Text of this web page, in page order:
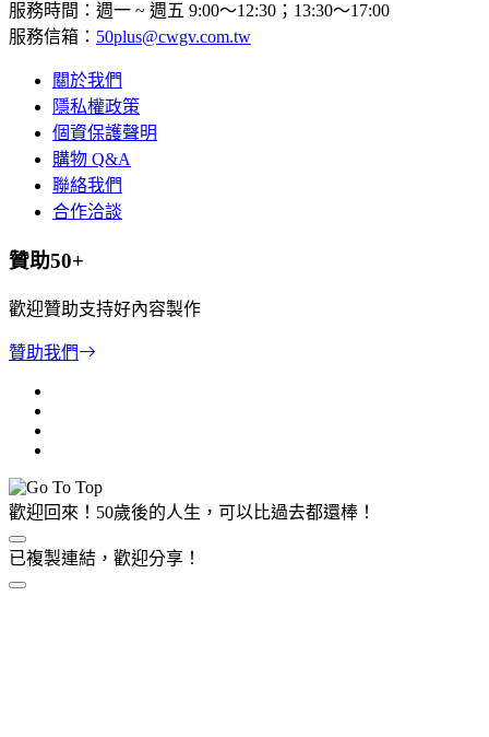
服務時間：週一 ~ 週五 9:00～12:30；13:30～17:00
服務信箱： 50plus@cwgv.com.tw
關於我們
隱私權政策
個資保護聲明
購物 Q&A
聯絡我們
合作洽談
贊助50+
歡迎贊助支持好內容製作
贊助我們
歡迎回來！50歲後的人生，可以比過去都還棒！
已複製連結，歡迎分享！